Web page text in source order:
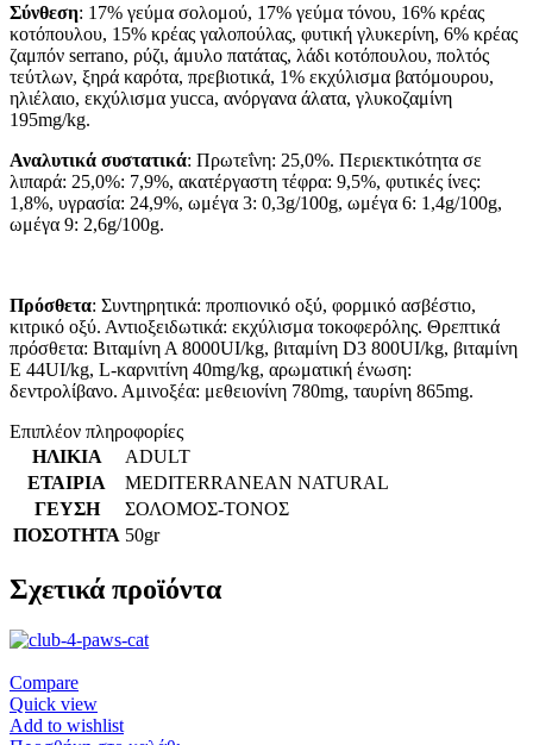
Σύνθεση: 17% γεύμα σολομού, 17% γεύμα τόνου, 16% κρέας
κοτόπουλου, 15% κρέας γαλοπούλας, φυτική γλυκερίνη, 6% κρέας
ζαμπόν serrano, ρύζι, άμυλο πατάτας, λάδι κοτόπουλου, πολτός
τεύτλων, ξηρά καρότα, πρεβιοτικά, 1% εκχύλισμα βατόμουρου,
ηλιέλαιο, εκχύλισμα yucca, ανόργανα άλατα, γλυκοζαμίνη
195mg/kg.
Αναλυτικά συστατικά: Πρωτεΐνη: 25,0%. Περιεκτικότητα σε
λιπαρά: 25,0%: 7,9%, ακατέργαστη τέφρα: 9,5%, φυτικές ίνες:
1,8%, υγρασία: 24,9%, ωμέγα 3: 0,3g/100g, ωμέγα 6: 1,4g/100g,
ωμέγα 9: 2,6g/100g.
Πρόσθετα: Συντηρητικά: προπιονικό οξύ, φορμικό ασβέστιο,
κιτρικό οξύ. Αντιοξειδωτικά: εκχύλισμα τοκοφερόλης. Θρεπτικά
πρόσθετα: Βιταμίνη Α 8000UI/kg, βιταμίνη D3 800UI/kg, βιταμίνη
Ε 44UI/kg, L-καρνιτίνη 40mg/kg, αρωματική ένωση:
δεντρολίβανο. Αμινοξέα: μεθειονίνη 780mg, ταυρίνη 865mg.
Επιπλέον πληροφορίες
ΗΛΙΚΙΑ
ADULT
ΕΤΑΙΡΙΑ
MEDITERRANEAN NATURAL
ΓΕΥΣΗ
ΣΟΛΟΜΟΣ-ΤΟΝΟΣ
ΠΟΣΟΤΗΤΑ 50gr
Σχετικά προϊόντα
Compare
Quick view
Add to wishlist